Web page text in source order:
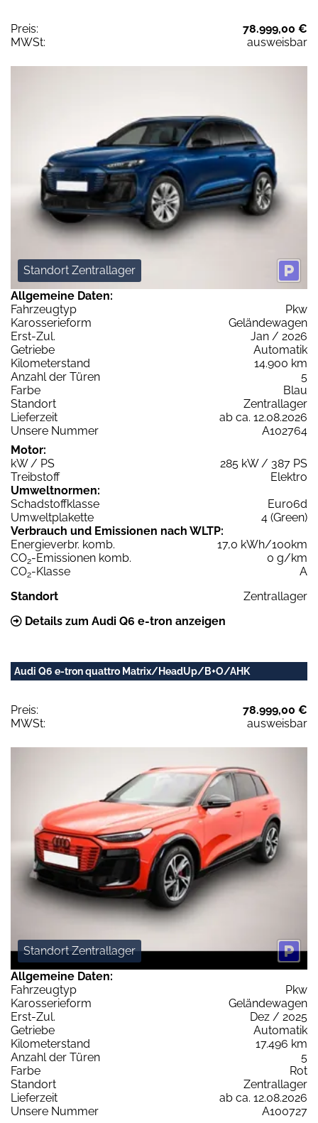
Preis:
78.999,00 €
MWSt:
ausweisbar
Standort Zentrallager
Allgemeine Daten:
Fahrzeugtyp
Pkw
Karosserieform
Geländewagen
Erst-Zul.
Jan / 2026
Getriebe
Automatik
Kilometerstand
14.900 km
Anzahl der Türen
5
Farbe
Blau
Standort
Zentrallager
Lieferzeit
ab ca. 12.08.2026
Unsere Nummer
A102764
Motor:
kW / PS
285 kW / 387 PS
Treibstoff
Elektro
Umweltnormen:
Schadstoffklasse
Euro6d
Umweltplakette
4 (Green)
Verbrauch und Emissionen nach WLTP:
Energieverbr. komb.
17,0 kWh/100km
CO2-Emissionen komb.
0 g/km
CO2-Klasse
A
Standort
Zentrallager
Details zum Audi Q6 e-tron anzeigen
Audi Q6 e-tron quattro Matrix/HeadUp/B+O/AHK
Preis:
78.999,00 €
MWSt:
ausweisbar
Standort Zentrallager
Allgemeine Daten:
Fahrzeugtyp
Pkw
Karosserieform
Geländewagen
Erst-Zul.
Dez / 2025
Getriebe
Automatik
Kilometerstand
17.496 km
Anzahl der Türen
5
Farbe
Rot
Standort
Zentrallager
Lieferzeit
ab ca. 12.08.2026
Unsere Nummer
A100727